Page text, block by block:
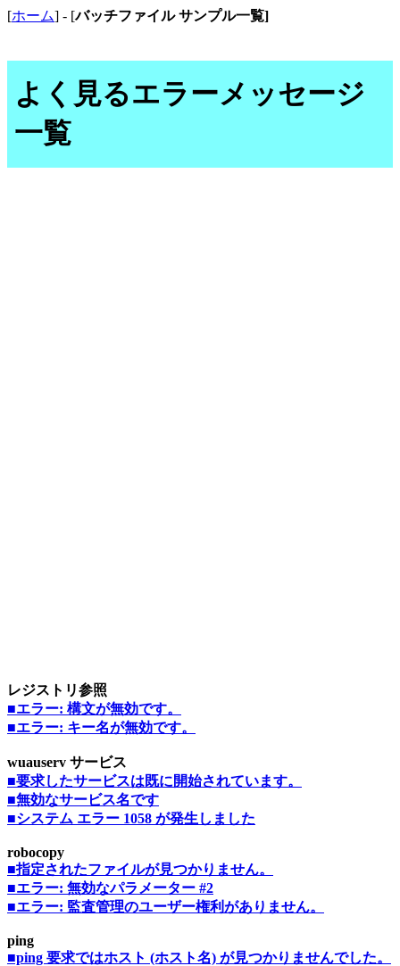
[ホーム] - [バッチファイル サンプル一覧]
よく見るエラーメッセージ
一覧
レジストリ参照
■エラー: 構文が無効です。
■エラー: キー名が無効です。
wuauserv サービス
■要求したサービスは既に開始されています。
■無効なサービス名です
■システム エラー 1058 が発生しました
robocopy
■指定されたファイルが見つかりません。
■エラー: 無効なパラメーター #2
■エラー: 監査管理のユーザー権利がありません。
ping
■ping 要求ではホスト (ホスト名) が見つかりませんでした。